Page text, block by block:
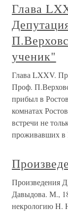
Глава
ученик"
Глава LXXV.
Проф.
прибыл в
комнатах
встречи не
проживавших в
Произведения
Давыдова. М.,
некрологию H.